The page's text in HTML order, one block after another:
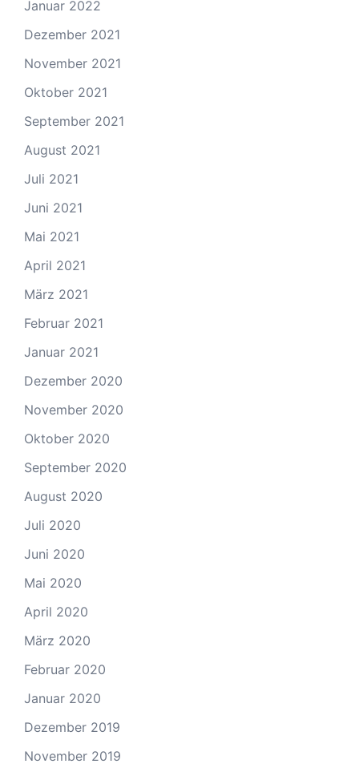
Januar 2022
Dezember 2021
November 2021
Oktober 2021
September 2021
August 2021
Juli 2021
Juni 2021
Mai 2021
April 2021
März 2021
Februar 2021
Januar 2021
Dezember 2020
November 2020
Oktober 2020
September 2020
August 2020
Juli 2020
Juni 2020
Mai 2020
April 2020
März 2020
Februar 2020
Januar 2020
Dezember 2019
November 2019